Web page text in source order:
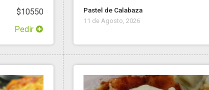
$10550
Pedir
Pastel de Calabaza
11 de Agosto, 2026